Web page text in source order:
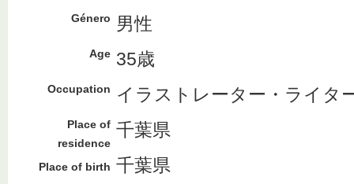
Género 男性
Age 35歳
Occupation イラストレーター・ライタ
Place of
residence
千葉県
Place of birth 千葉県